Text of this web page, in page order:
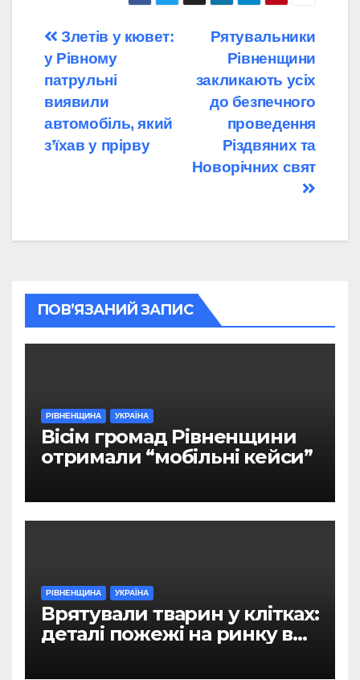
Навігація
записів
Рятувальники
Рівненщини
закликають усіх
до безпечного
проведення
Різдвяних та
Новорічних свят
Злетів у кювет:
у Рівному
патрульні
виявили
автомобіль, який
з’їхав у прірву
ПОВ’ЯЗАНИЙ ЗАПИС
РІВНЕНЩИНА УКРАЇНА
Вісім громад Рівненщини
отримали “мобільні кейси”
РІВНЕНЩИНА УКРАЇНА
Врятували тварин у клітках:
деталі пожежі на ринку в